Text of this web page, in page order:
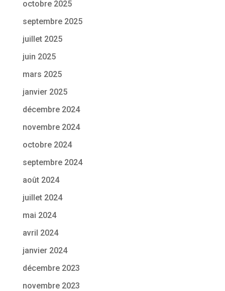
octobre 2025
septembre 2025
juillet 2025
juin 2025
mars 2025
janvier 2025
décembre 2024
novembre 2024
octobre 2024
septembre 2024
août 2024
juillet 2024
mai 2024
avril 2024
janvier 2024
décembre 2023
novembre 2023